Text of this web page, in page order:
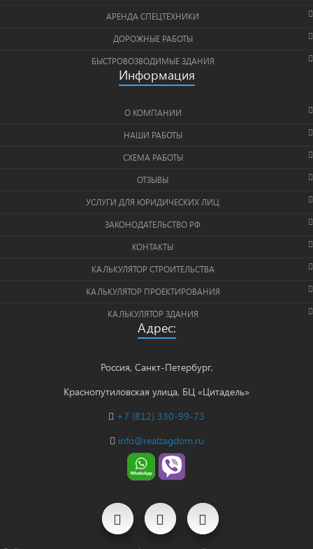
АРЕНДА СПЕЦТЕХНИКИ
ДОРОЖНЫЕ РАБОТЫ
БЫСТРОВОЗВОДИМЫЕ ЗДАНИЯ
Информация
О КОМПАНИИ
НАШИ РАБОТЫ
СХЕМА РАБОТЫ
ОТЗЫВЫ
УСЛУГИ ДЛЯ ЮРИДИЧЕСКИХ ЛИЦ
ЗАКОНОДАТЕЛЬСТВО РФ
КОНТАКТЫ
КАЛЬКУЛЯТОР СТРОИТЕЛЬСТВА
КАЛЬКУЛЯТОР ПРОЕКТИРОВАНИЯ
КАЛЬКУЛЯТОР ЗДАНИЯ
Адрес:
Россия, Санкт-Петербург,
Краснопутиловская улица, БЦ «Цитадель»
+7 (812) 330-99-73
info@realzagdom.ru